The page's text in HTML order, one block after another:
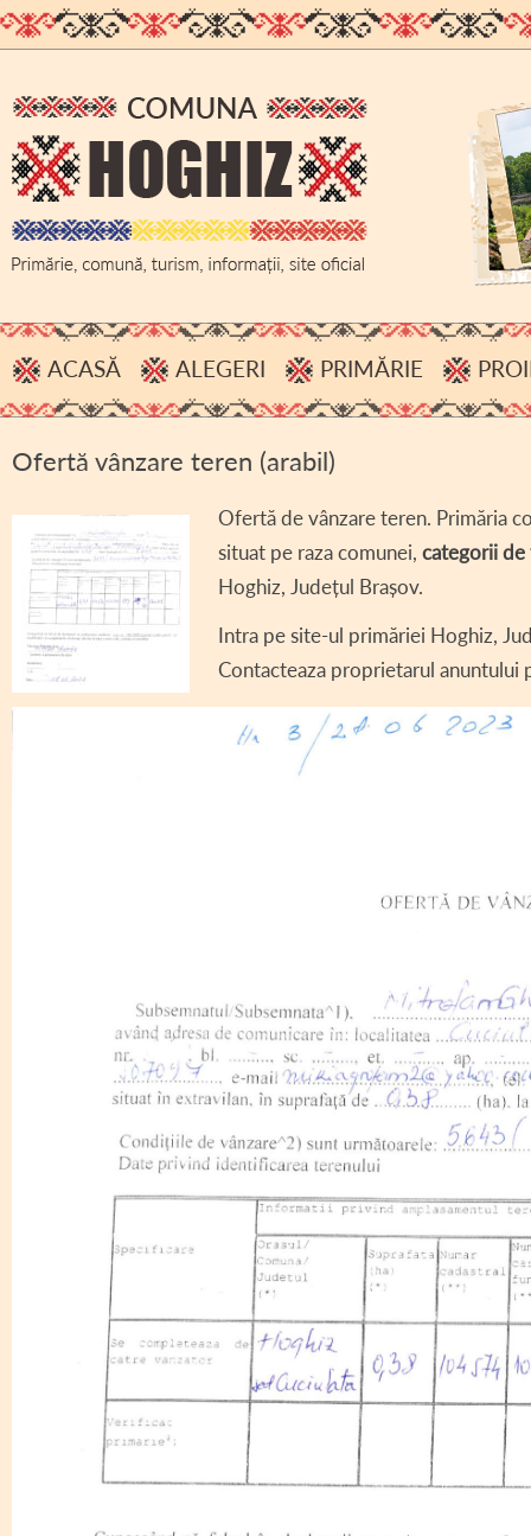
ACASĂ ALEGERI
PROCESE VERBALE, INFORMĂRI
HOTĂRÂRI B.E.C.
PRIMĂRIE
ADMINISTRAȚIE
ACHIZIȚII PUBLICE
DECLARAȚII DE
DECLARAȚII DE
CONSILIUL LOCAL
INFORMAȚII
AVIZE /
VÂNZARE
Ofertă vânzare teren (arabil)
Ofertă de vânzare teren. Primăria
situat pe raza comunei, categorii de
Hoghiz, Județul Brașov.
Intra pe site-ul primăriei Hoghiz,
Contacteaza proprietarul anuntului